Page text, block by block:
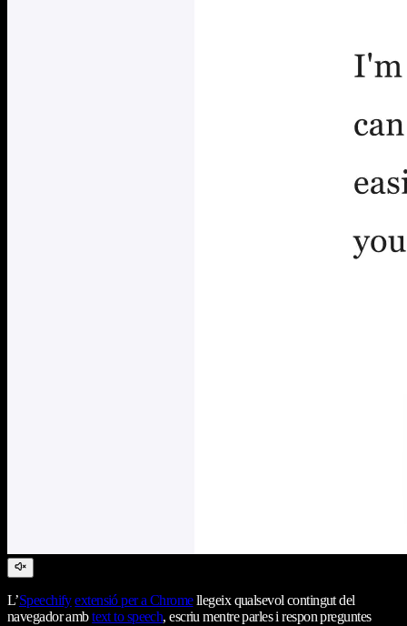
L’Speechify extensió per a Chromellegeix qualsevol contingut del
navegador ambtext to speech, escriu mentre parles i respon preguntes